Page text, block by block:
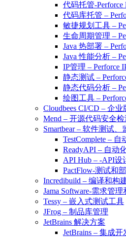
代码托管-Perforce
代码库托管 –
敏捷规划工具 –
生命周期管理 –
Java 热部署 –
Java 性能分析 –
IP管理 – Perforce
静态测试 –
静态代码分析 –
绘图工具 –
Cloudbees CI/CD – 企业
Mend – 开源代码安全检
Smartbear – 软件测试
TestComplete –
ReadyAPI – 自动
API Hub – -API设
PactFlow-测试和
Incredibuild – 编译和构
Jama Software-需求管
Tessy – 嵌入式测试工具
JFrog – 制品库管理
JetBrains 解决方案
JetBrains – 集成开